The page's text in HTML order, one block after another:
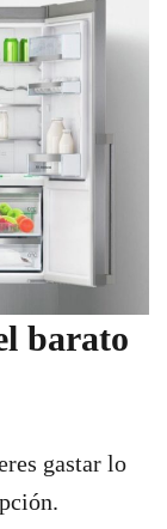
barato
gastar lo